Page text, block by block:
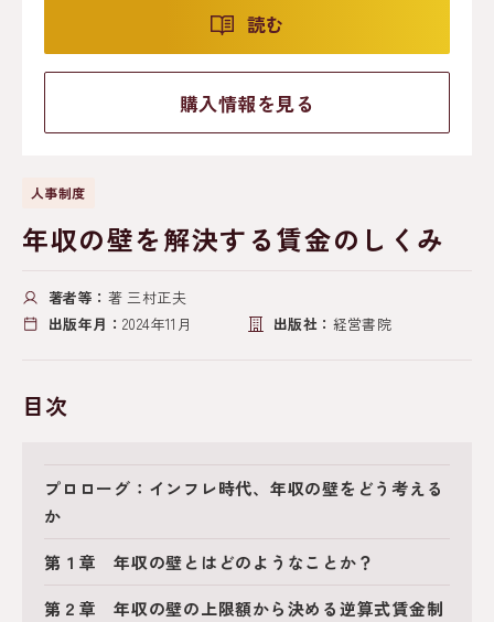
読む
購入情報を見る
人事制度
年収の壁を解決する賃金のしくみ
著者等： 著 三村正夫
出版年月： 2024年11月 出版社： 経営書院
目次
プロローグ：インフレ時代、年収の壁をどう考える
か
第１章 年収の壁とはどのようなことか？
第２章 年収の壁の上限額から決める逆算式賃金制